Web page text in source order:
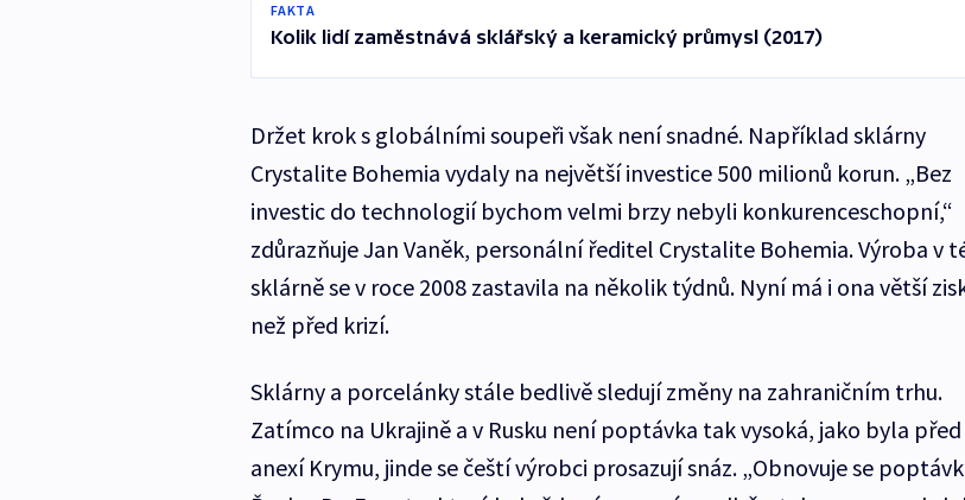
FAKTA
Kolik lidí zaměstnává sklářský a keramický průmysl (2017)
Držet krok s globálními soupeři však není snadné. Například sklárny
Crystalite Bohemia vydaly na největší investice 500 milionů korun. „Bez
investic do technologií bychom velmi brzy nebyli konkurenceschopní,“
zdůrazňuje Jan Vaněk, personální ředitel Crystalite Bohemia. Výroba v
sklárně se v roce 2008 zastavila na několik týdnů. Nyní má i ona větší
než před krizí.
Sklárny a porcelánky stále bedlivě sledují změny na zahraničním trhu.
Zatímco na Ukrajině a v Rusku není poptávka tak vysoká, jako byla před
anexí Krymu, jinde se čeští výrobci prosazují snáz. „Obnovuje se